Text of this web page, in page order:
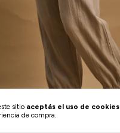
sitio aceptás el uso de cookies
de compra.